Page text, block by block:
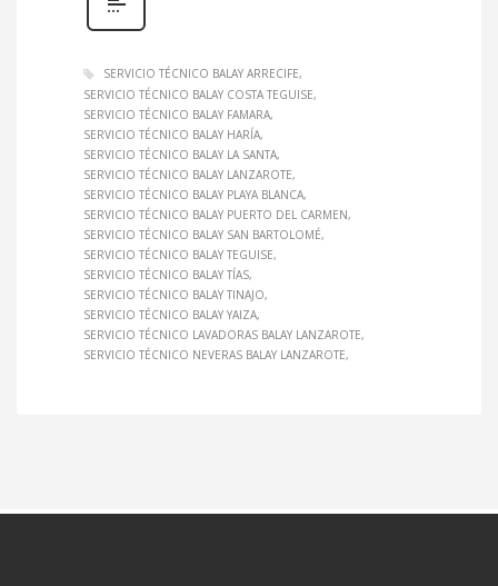
SERVICIO TÉCNICO BALAY ARRECIFE
SERVICIO TÉCNICO BALAY COSTA TEGUISE
SERVICIO TÉCNICO BALAY FAMARA
SERVICIO TÉCNICO BALAY HARÍA
SERVICIO TÉCNICO BALAY LA SANTA
SERVICIO TÉCNICO BALAY LANZAROTE
SERVICIO TÉCNICO BALAY PLAYA BLANCA
SERVICIO TÉCNICO BALAY PUERTO DEL CARMEN
SERVICIO TÉCNICO BALAY SAN BARTOLOMÉ
SERVICIO TÉCNICO BALAY TEGUISE
SERVICIO TÉCNICO BALAY TÍAS
SERVICIO TÉCNICO BALAY TINAJO
SERVICIO TÉCNICO BALAY YAIZA
SERVICIO TÉCNICO LAVADORAS BALAY LANZAROTE
SERVICIO TÉCNICO NEVERAS BALAY LANZAROTE